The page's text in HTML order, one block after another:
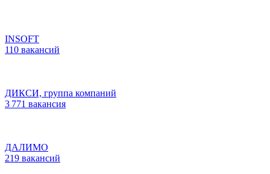
INSOFT
110 вакансий
ДИКСИ, группа компаний
3 771 вакансия
ДАЛИМО
219 вакансий